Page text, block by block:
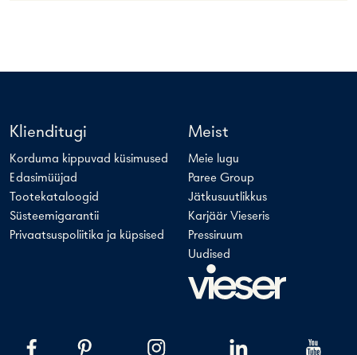
Klienditugi
Korduma kippuvad küsimused
Edasimüüjad
Tootekataloogid
Süsteemigarantii
Privaatsuspoliitika ja küpsised
Meist
Meie lugu
Paree Group
Jätkusuutlikkus
Karjäär Vieseris
Pressiruum
Uudised